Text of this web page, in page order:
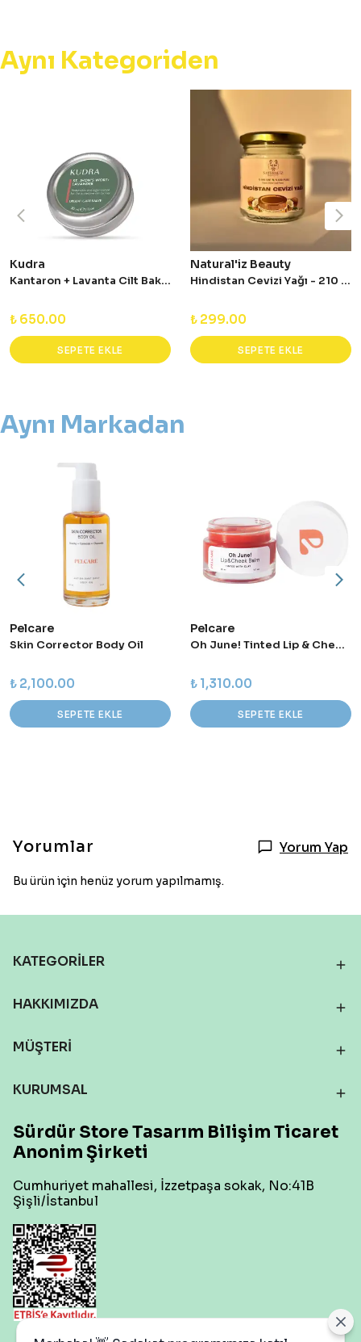
Aynı Kategoriden
Kudra
Kantaron + Lavanta Cilt Bakım Balsamı 30 ml
₺ 650.00
SEPETE EKLE
Natural'iz Beauty
Hindistan Cevizi Yağı - 210 ml
₺ 299.00
SEPETE EKLE
Aynı Markadan
Pelcare
Skin Corrector Body Oil
₺ 2,100.00
SEPETE EKLE
Pelcare
Oh June! Tinted Lip & Cheek Balm %100 Vegan
₺ 1,310.00
SEPETE EKLE
Yorumlar Yorum Yap
Bu ürün için henüz yorum yapılmamış.
KATEGORİLER
HAKKIMIZDA
MÜŞTERİ
KURUMSAL
Sürdür Store Tasarım Bilişim Ticaret
Anonim Şirketi
Cumhuriyet mahallesi, İzzetpaşa sokak, No:41B
Şişli/İstanbul